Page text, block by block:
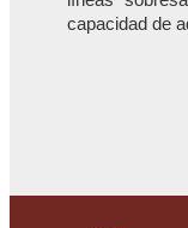
capacidad de